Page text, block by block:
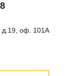
д.19, оф. 101А